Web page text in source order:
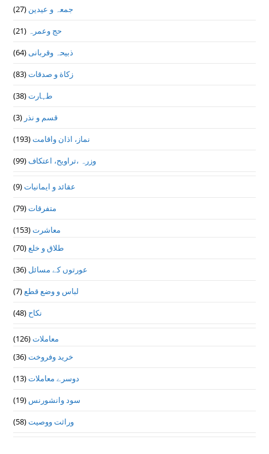
جمعہ و عیدین (27)
حج وعمرہ (21)
ذبیحہ وقربانی(64)
زکاة و صدقات(83)
طہارت(38)
قسم و نذر (3)
نماز، اذان واقامت(193)
وزرہ ،تراويح، اعتكاف(99)
عقائد و ایمانیات(9)
متفرقات(79)
معاشرت(153)
طلاق و خلع(70)
عورتوں کے مسائل (36)
لباس و وضع قطع(7)
نکاح (48)
معاملات(126)
خرید وفروخت(36)
دوسرے معاملات(13)
سود وانشورنس (19)
وراثت ووصيت(58)